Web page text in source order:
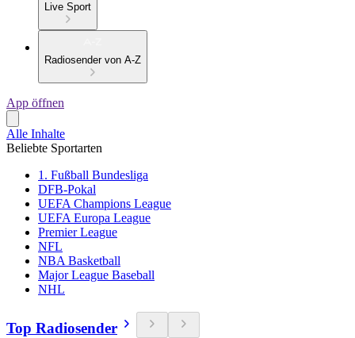
Live Sport
Radiosender von A-Z
App öffnen
Alle Inhalte
Beliebte Sportarten
1. Fußball Bundesliga
DFB-Pokal
UEFA Champions League
UEFA Europa League
Premier League
NFL
NBA Basketball
Major League Baseball
NHL
Top Radiosender